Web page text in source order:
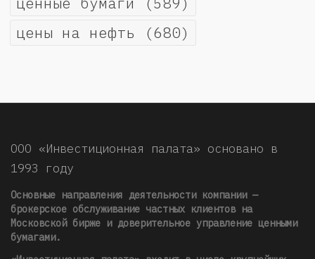
цены на нефть (680)
ООО «Инвестиционная палата» основано в
1993 году
Основные направления деятельности компании —
брокерское обслуживание частных клиентов на
Московской бирже и доверительное управление ценными
бумагами.